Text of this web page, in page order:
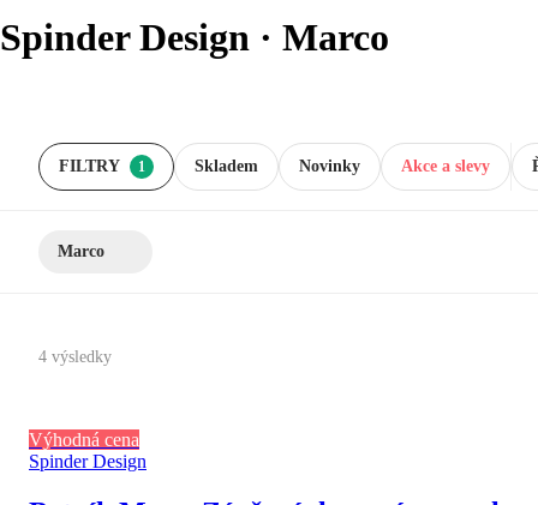
Spinder Design · Marco
FILTRY 1 Skladem Akce a slevy
Novinky
Marco
4 výsledky
Výhodná cena
Spinder Design